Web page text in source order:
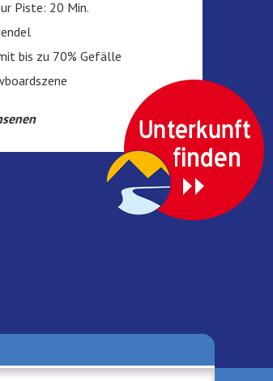
Piste: 20 Min.
bis zu 70% Gefälle